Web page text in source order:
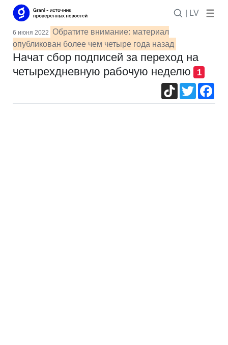
| LV
6 июня 2022 Обратите внимание: материал
опубликован более чем четыре года назад
Начат сбор подписей за переход на
четырехдневную рабочую неделю
1
TikTokTwitter